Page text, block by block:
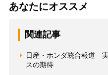
あなたにオススメ
関連記事
日産・ホンダ統合報道
スの期待